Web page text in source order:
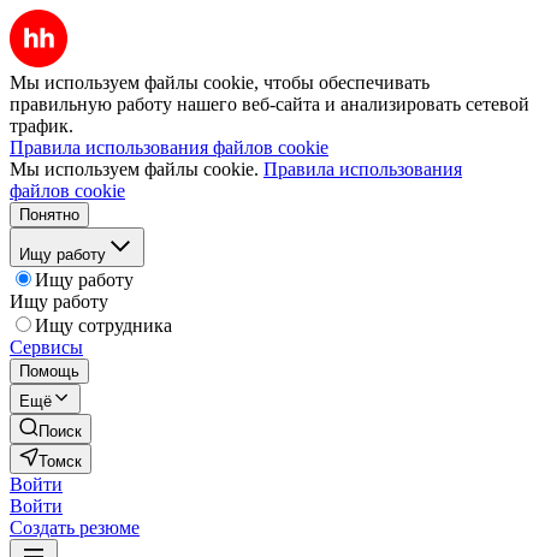
Мы используем файлы cookie, чтобы обеспечивать
правильную работу нашего веб-сайта и анализировать сетевой
трафик.
Правила использования файлов cookie
Мы используем файлы cookie. Правила использования
файлов cookie
Понятно
Ищу работу
Ищу работу
Ищу работу
Ищу сотрудника
Сервисы
Помощь
Ещё
Поиск
Томск
Войти
Войти
Создать резюме